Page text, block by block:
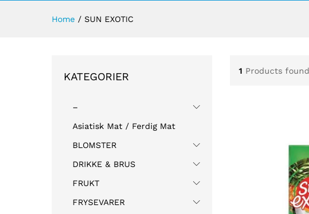
Home / SUN EXOTIC
1 Products found
KATEGORIER
–
Asiatisk Mat / Ferdig Mat
BLOMSTER
DRIKKE & BRUS
FRUKT
FRYSEVARER